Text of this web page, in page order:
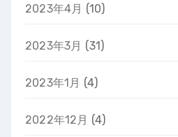
2023年4月 (10)
2023年3月 (31)
2023年1月 (4)
2022年12月 (4)